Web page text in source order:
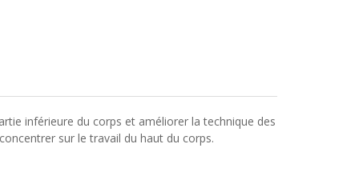
inférieure du corps et améliorer la technique des
sur le travail du haut du corps.